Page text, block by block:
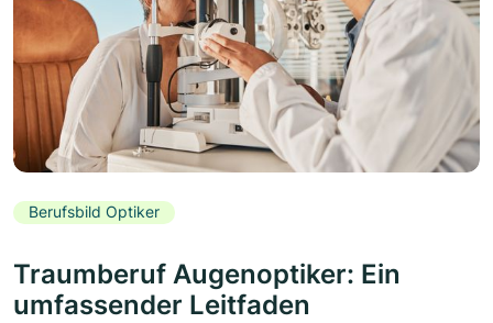
Berufsbild Optiker
Traumberuf Augenoptiker: Ein
umfassender Leitfaden